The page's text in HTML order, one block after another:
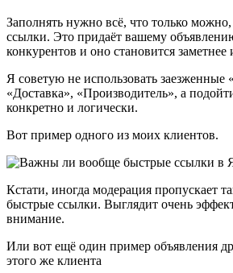
Заполнять нужно всё, что только
ссылки. Это придаёт вашему
конкурентов и оно становится
Я советую не использовать заезженные
«Доставка», «Производитель», а
конкретно и логически.
Вот пример одного из моих клиентов.
Кстати, иногда модерация пропускает
быстрые ссылки. Выглядит очень
внимание.
Или вот ещё один пример объявления
этого же клиента